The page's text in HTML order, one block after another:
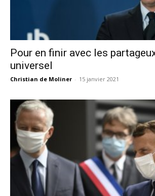
Pour en finir avec les
universel
Christian de Moliner - 15 janvier 2021